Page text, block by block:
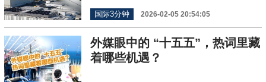
国际3分钟 2026-02-05 20:54:05
外媒眼中的 “十五五”，热词里藏
着哪些机遇？